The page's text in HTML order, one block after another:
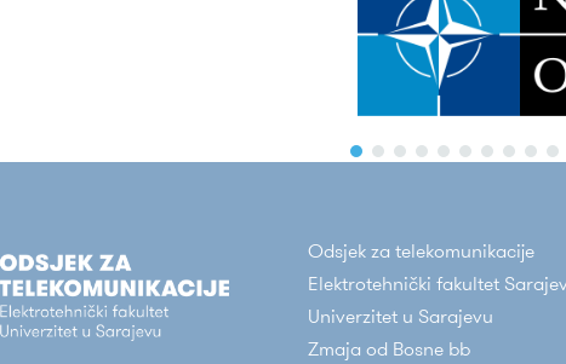
Odsjek za telekomunikacije
Elektrotehnički fakultet
Univerzitet u Sarajevu
Zmaja od Bosne bb